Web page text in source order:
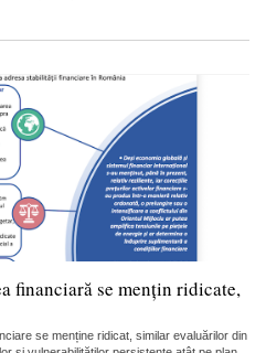
financiară se mențin ridicate,
se menține ridicat, similar evaluărilor din